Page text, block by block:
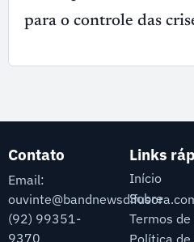
para o controle das
Contato
Email:
(92) 99351-
9370
Links
Início
Sobre
Termos de
Política de